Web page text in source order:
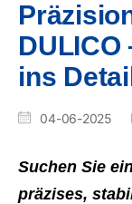
ins
04-06-2025
Suchen Sie
präzises,